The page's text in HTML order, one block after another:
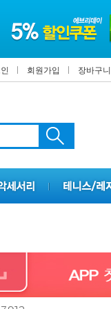
회원가입 장바구니